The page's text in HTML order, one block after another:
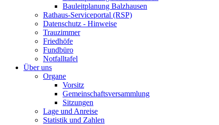
Bauleitplanung Balzhausen
Rathaus-Serviceportal (RSP)
Datenschutz - Hinweise
Trauzimmer
Friedhöfe
Fundbüro
Notfalltafel
Über uns
Organe
Vorsitz
Gemeinschaftsversammlung
Sitzungen
Lage und Anreise
Statistik und Zahlen